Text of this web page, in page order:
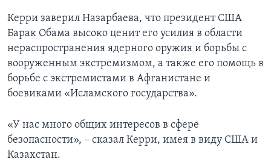
Керри заверил Назарбаева, что президент США
Барак Обама высоко ценит его усилия в области
нераспространения ядерного оружия и борьбы с
вооруженным экстремизмом, а также его помощь в
борьбе с экстремистами в Афганистане и
боевиками «Исламского государства».
«У нас много общих интересов в сфере
безопасности», – сказал Керри, имея в виду США и
Казахстан.